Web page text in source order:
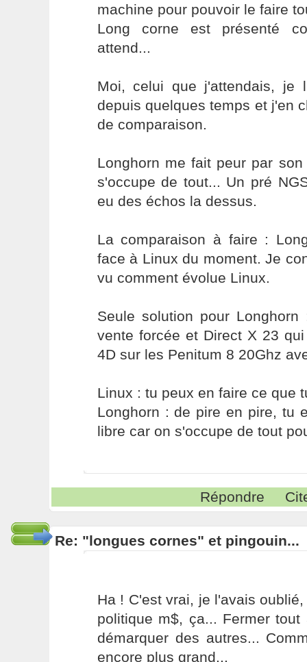
machine pour pouvoir le faire
Long corne est présenté
attend...
Moi, celui que j'attendais, je
depuis quelques temps et j'en
de comparaison.
Longhorn me fait peur par
s'occupe de tout... Un pré
eu des échos la dessus.
La comparaison à faire :
face à Linux du moment. Je
vu comment évolue Linux.
Seule solution pour
vente forcée et Direct X 23
4D sur les Penitum 8 20Ghz
Linux : tu peux en faire ce que
Longhorn : de pire en pire, tu
libre car on s'occupe de tout
Répondre
Re: "longues cornes" et pingouin...
Ha ! C'est vrai, je l'avais
politique m$, ça... Fermer
démarquer des autres...
encore plus grand...